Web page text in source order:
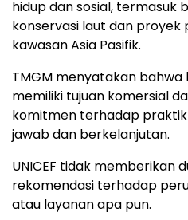
hidup dan sosial, termasuk
konservasi laut dan
kawasan Asia Pasifik.
TMGM menyatakan bahwa
memiliki tujuan komersial
komitmen terhadap
jawab dan berkelanjutan.
UNICEF tidak memberikan
rekomendasi terhadap
atau layanan apa pun.